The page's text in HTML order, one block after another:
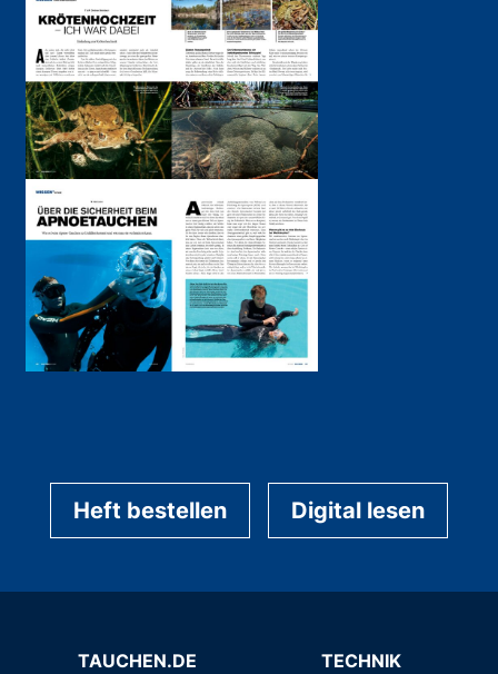
Heft bestellen Digital lesen
TAUCHEN.DE TECHNIK